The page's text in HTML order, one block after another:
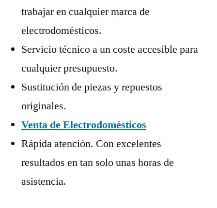
trabajar en cualquier marca de
electrodomésticos.
Servicio técnico a un coste accesible para
cualquier presupuesto.
Sustitución de piezas y repuestos
originales.
Venta de Electrodomésticos
Rápida atención. Con excelentes
resultados en tan solo unas horas de
asistencia.